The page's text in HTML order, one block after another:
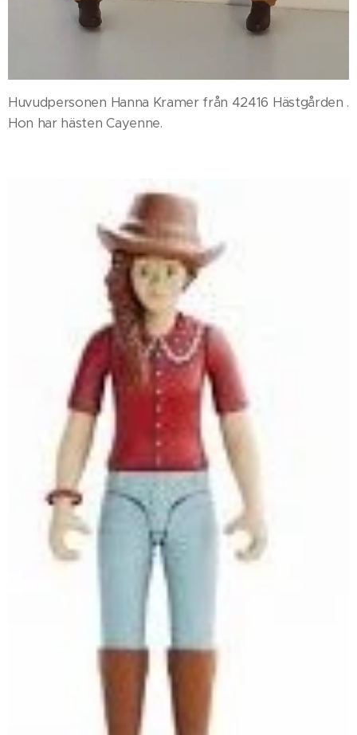
Huvudpersonen Hanna Kramer från 42416 Hästgården .
Hon har hästen Cayenne.